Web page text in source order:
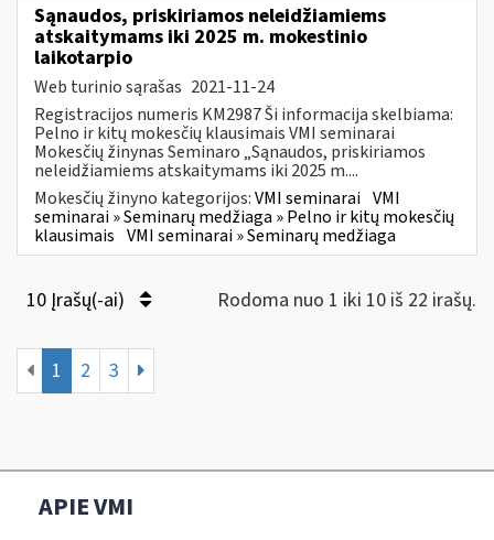
Sąnaudos, priskiriamos neleidžiamiems
atskaitymams iki 2025 m. mokestinio
laikotarpio
Web turinio sąrašas 2021-11-24
Registracijos numeris KM2987 Ši informacija skelbiama:
Pelno ir kitų mokesčių klausimais VMI seminarai
Mokesčių žinynas Seminaro „Sąnaudos, priskiriamos
neleidžiamiems atskaitymams iki 2025 m....
Mokesčių žinyno kategorijos:VMI seminarai VMI
seminarai » Seminarų medžiaga » Pelno ir kitų mokesčių
klausimais VMI seminarai » Seminarų medžiaga
10 Įrašų(-ai) Rodoma nuo 1 iki 10 iš 22 irašų.
1 2 3
APIE VMI